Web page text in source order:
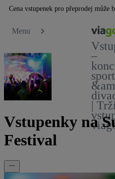
Cena vstupenek pro přeprodej může
Menu
–
sport
|
Vstupenky na
Festival